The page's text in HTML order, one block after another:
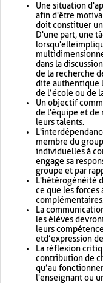
Une situation
afin d'être
doit constituer
D'une part, une
lorsqu'elle
dans la
de la recherche
dite authentique
de l’école ou de
Un objectif
de l'équipe et de
leurs talents.
membre du
individuelles à
engage sa
groupe et par
L'hétérogénéité
ce que les forces
complémentaires.
La
les élèves
leurs
et d’expression
La réflexion
contribution de
qu’au
l'enseignant ou